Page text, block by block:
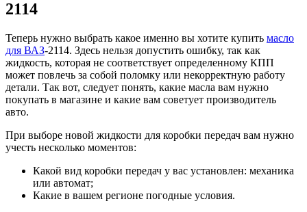
2114
Теперь нужно выбрать какое именно вы хотите купить масло
для ВАЗ-2114. Здесь нельзя допустить ошибку, так как
жидкость, которая не соответствует определенному КПП
может повлечь за собой поломку или некорректную работу
детали. Так вот, следует понять, какие масла вам нужно
покупать в магазине и какие вам советует производитель
авто.
При выборе новой жидкости для коробки передач вам нужно
учесть несколько моментов:
Какой вид коробки передач у вас установлен: механика
или автомат;
Какие в вашем регионе погодные условия.